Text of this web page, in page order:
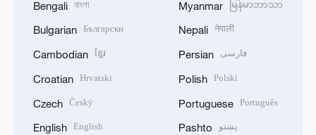
Bengali বাংলা
Bulgarian Български
Cambodian ខ្មែរ
Croatian Hrvatski
Czech Český
English English
Myanmar မြန်မာဘာသာ
Nepali नेपाली
Persian فارسی
Polish Polski
Portuguese Português
Pashto پښتو